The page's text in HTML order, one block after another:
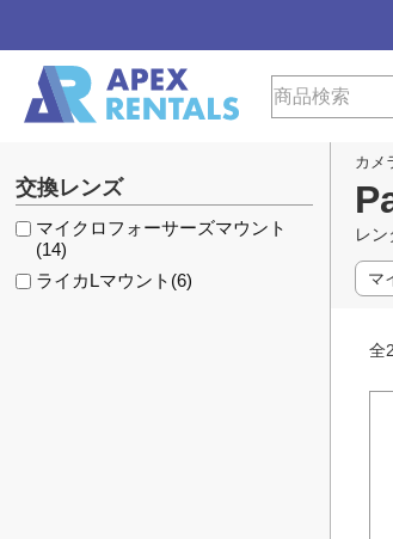
交換レンズ
マイクロフォーサーズマウント
(14)
ライカLマウント (6)
カメ
レ
マ
全